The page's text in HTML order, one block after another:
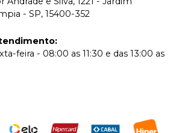
- SP, 15400-352
:
feira - 08:00 as 11:30 e das 13:00 as